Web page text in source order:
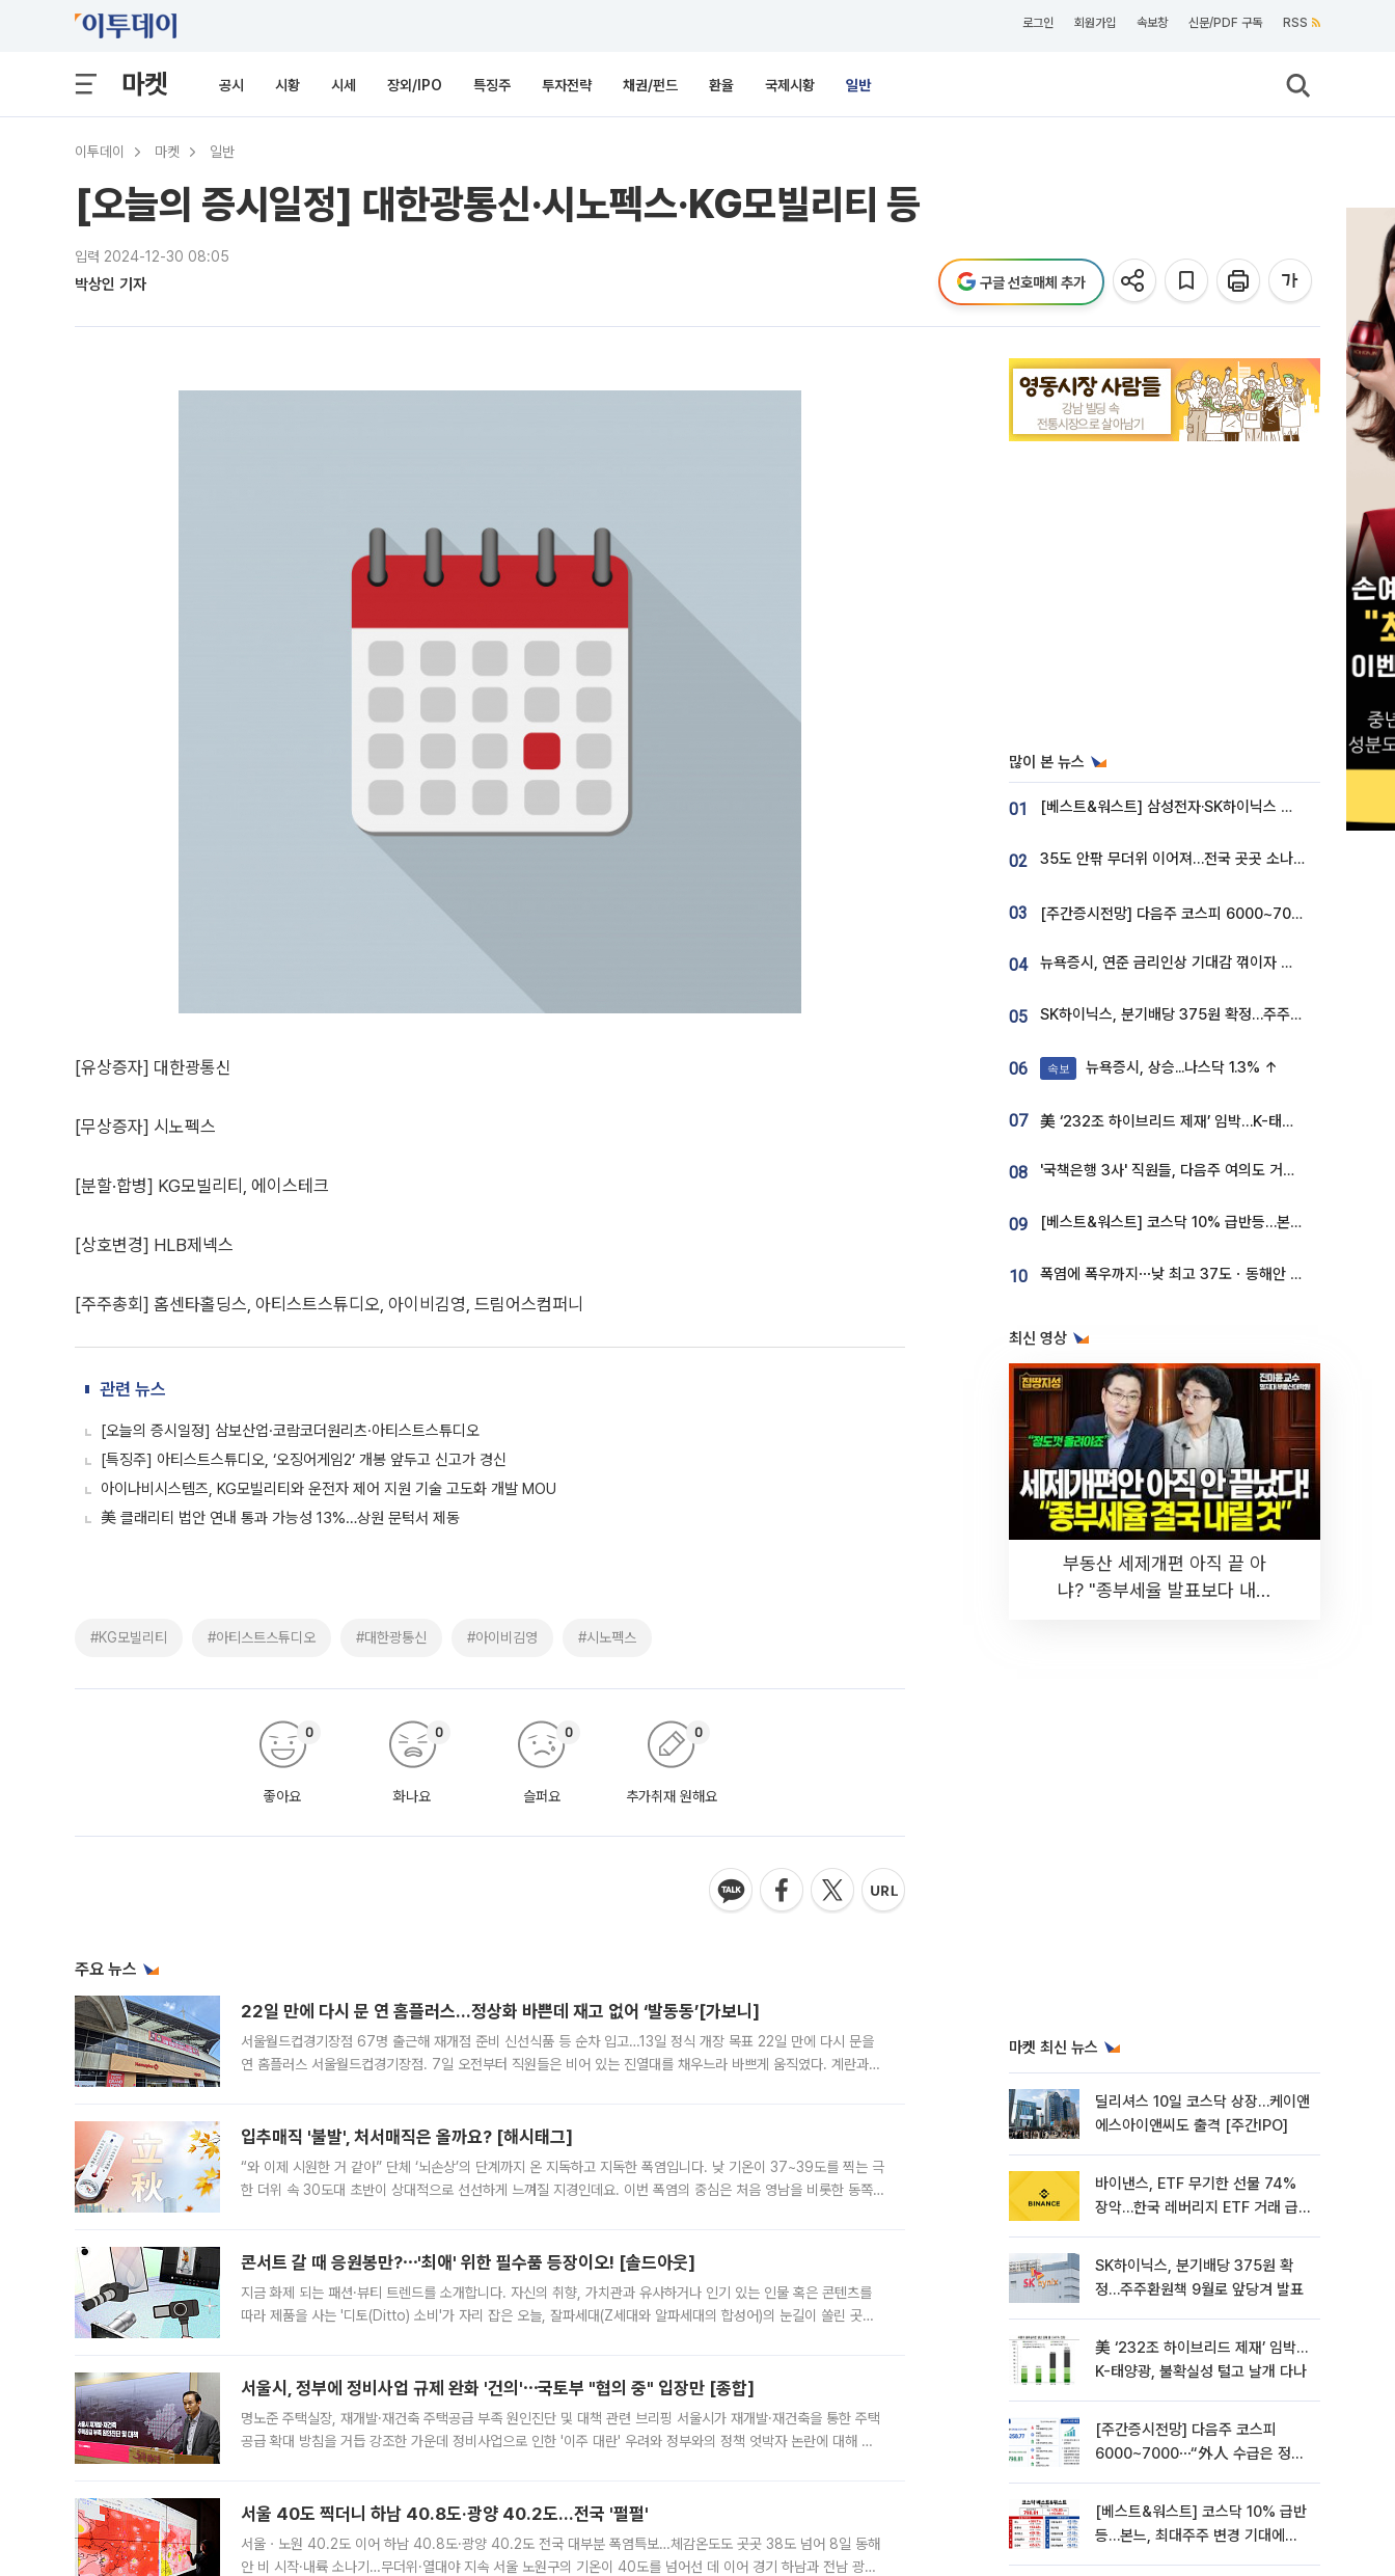
로그인 회원가입 속보창 신문/PDF 구독 RSS
마켓 공시 시황 시세 장외/IPO 특징주 투자전략 채권/펀드 환율 국제시황 일반
이투데이 마켓 일반
[오늘의 증시일정] 대한광통신·시노펙스·KG모빌리티 등
입력 2024-12-30 08:05
박상인 기자 구글 선호매체 추가
[유상증자] 대한광통신
[무상증자] 시노펙스
[분할·합병] KG모빌리티, 에이스테크
[상호변경] HLB제넥스
[주주총회] 홈센타홀딩스, 아티스트스튜디오, 아이비김영, 드림어스컴퍼니
관련 뉴스
[오늘의 증시일정] 삼보산업·코람코더원리츠·아티스트스튜디오
[특징주] 아티스트스튜디오, ‘오징어게임2’ 개봉 앞두고 신고가 경신
아이나비시스템즈, KG모빌리티와 운전자 제어 지원 기술 고도화 개발 MOU
美 클래리티 법안 연내 통과 가능성 13%…상원 문턱서 제동
#KG모빌리티 #아티스트스튜디오 #대한광통신 #아이비김영 #시노펙스
좋아요
0
화나요
0
슬퍼요
0
추가취재 원해요
0
주요 뉴스
22일 만에 다시 문 연 홈플러스…정상화 바쁜데 재고 없어 ‘발동동’[가보니]
서울월드컵경기장점 67명 출근해 재개점 준비 신선식품 등 순차 입고…13일 정식 개장 목표 22일 만에 다시 문을
연 홈플러스 서울월드컵경기장점. 7일 오전부터 직원들은 비어 있는 진열대를 채우느라 바쁘게 움직였다. 계란과
입추매직 '불발', 처서매직은 올까요? [해시태그]
“와 이제 시원한 거 같아” 단체 ‘뇌손상’의 단계까지 온 지독하고 지독한 폭염입니다. 낮 기온이 37~39도를 찍는 극
한 더위 속 30도대 초반이 상대적으로 선선하게 느껴질 지경인데요. 이번 폭염의 중심은 처음 영남을 비롯한 동쪽
콘서트 갈 때 응원봉만?⋯'최애' 위한 필수품 등장이오! [솔드아웃]
지금 화제 되는 패션·뷰티 트렌드를 소개합니다. 자신의 취향, 가치관과 유사하거나 인기 있는 인물 혹은 콘텐츠를
따라 제품을 사는 '디토(Ditto) 소비'가 자리 잡은 오늘, 잘파세대(Z세대와 알파세대의 합성어)의 눈길이 쏠린 곳은
서울시, 정부에 정비사업 규제 완화 '건의'⋯국토부 "협의 중" 입장만 [종합]
명노준 주택실장, 재개발·재건축 주택공급 부족 원인진단 및 대책 관련 브리핑 서울시가 재개발·재건축을 통한 주택
공급 확대 방침을 거듭 강조한 가운데 정비사업으로 인한 '이주 대란' 우려와 정부와의 정책 엇박자 논란에 대해 정
서울 40도 찍더니 하남 40.8도·광양 40.2도…전국 '펄펄'
서울ㆍ노원 40.2도 이어 하남 40.8도·광양 40.2도 전국 대부분 폭염특보…체감온도도 곳곳 38도 넘어 8일 동해
안 비 시작·내륙 소나기…무더위·열대야 지속 서울 노원구의 기온이 40도를 넘어선 데 이어 경기 하남과 전남 광양
많이 본 뉴스
01 [베스트&워스트] 삼성전자·SK하이닉스 밀린 한 주…상상인증권은 85% 급등
02 35도 안팎 무더위 이어져…전국 곳곳 소나기 [오늘 날씨]
03 [주간증시전망] 다음주 코스피 6000~7000⋯“外人 수급은 정책이 변수”
04 뉴욕증시, 연준 금리인상 기대감 꺾이자 상승...S&P500 사상 최고치 [종합]
05 SK하이닉스, 분기배당 375원 확정…주주환원책 9월로 앞당겨 발표
06 속보 뉴욕증시, 상승...나스닥 1.3% ↑
07 美 ‘232조 하이브리드 제재’ 임박…K-태양광, 불확실성 털고 날개 다나
08 '국책은행 3사' 직원들, 다음주 여의도 거리 나서는 까닭은
09 [베스트&워스트] 코스닥 10% 급반등…본느, 최대주주 변경 기대에 270% 폭등
10 폭염에 폭우까지⋯낮 최고 37도ㆍ동해안 강한 비 [날씨]
최신 영상
부동산 세제개편 아직 끝 아
냐? "종부세율 발표보다 내릴
마켓 최신 뉴스
딜리셔스 10일 코스닥 상장…케이앤
에스아이앤씨도 출격 [주간IPO]
바이낸스, ETF 무기한 선물 74%
장악…한국 레버리지 ETF 거래 급
SK하이닉스, 분기배당 375원 확
정…주주환원책 9월로 앞당겨 발표
美 ‘232조 하이브리드 제재’ 임박…
K-태양광, 불확실성 털고 날개 다나
[주간증시전망] 다음주 코스피
6000~7000⋯“外人 수급은 정책
[베스트&워스트] 코스닥 10% 급반
등…본느, 최대주주 변경 기대에